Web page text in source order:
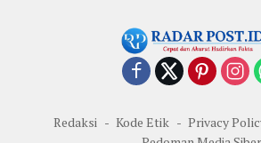
Redaksi Kode Etik Privacy